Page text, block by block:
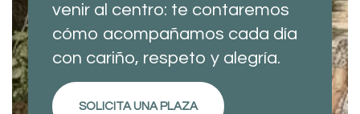
venir al centro: te contaremos
cómo acompañamos cada día
con cariño, respeto y alegría.
SOLICITA UNA PLAZA